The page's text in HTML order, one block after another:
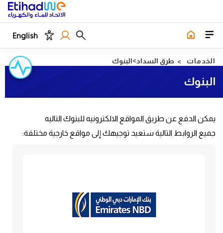
English
الخدمات طرق السداد البنوك
البنوك
يمكن الدفع عن طريق المواقع الالكترونيه للبنوك التاليه
جميع الروابط التالية ستعيد توجيهك إلى مواقع خارجية مختلفة: